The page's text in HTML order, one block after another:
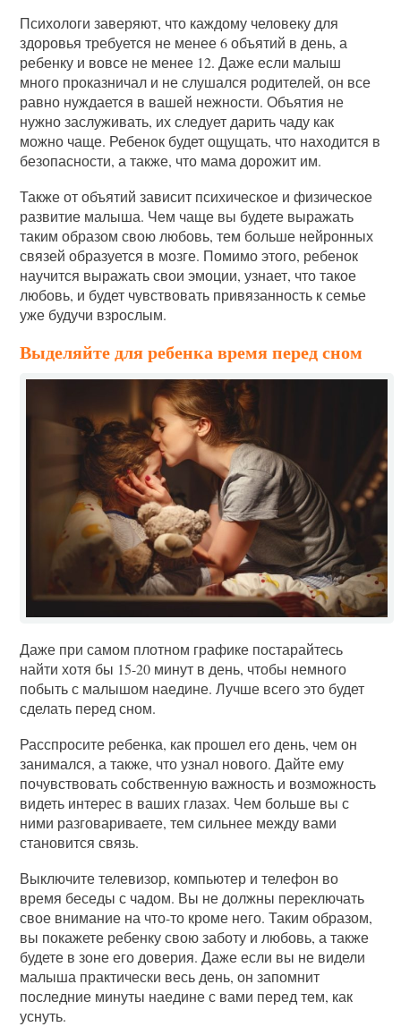
Психологи заверяют, что каждому человеку для
здоровья требуется не менее 6 объятий в день, а
ребенку и вовсе не менее 12. Даже если малыш
много проказничал и не слушался родителей, он все
равно нуждается в вашей нежности. Объятия не
нужно заслуживать, их следует дарить чаду как
можно чаще. Ребенок будет ощущать, что находится в
безопасности, а также, что мама дорожит им.
Также от объятий зависит психическое и физическое
развитие малыша. Чем чаще вы будете выражать
таким образом свою любовь, тем больше нейронных
связей образуется в мозге. Помимо этого, ребенок
научится выражать свои эмоции, узнает, что такое
любовь, и будет чувствовать привязанность к семье
уже будучи взрослым.
Выделяйте для ребенка время перед сном
Даже при самом плотном графике постарайтесь
найти хотя бы 15-20 минут в день, чтобы немного
побыть с малышом наедине. Лучше всего это будет
сделать перед сном.
Расспросите ребенка, как прошел его день, чем он
занимался, а также, что узнал нового. Дайте ему
почувствовать собственную важность и возможность
видеть интерес в ваших глазах. Чем больше вы с
ними разговариваете, тем сильнее между вами
становится связь.
Выключите телевизор, компьютер и телефон во
время беседы с чадом. Вы не должны переключать
свое внимание на что-то кроме него. Таким образом,
вы покажете ребенку свою заботу и любовь, а также
будете в зоне его доверия. Даже если вы не видели
малыша практически весь день, он запомнит
последние минуты наедине с вами перед тем, как
уснуть.